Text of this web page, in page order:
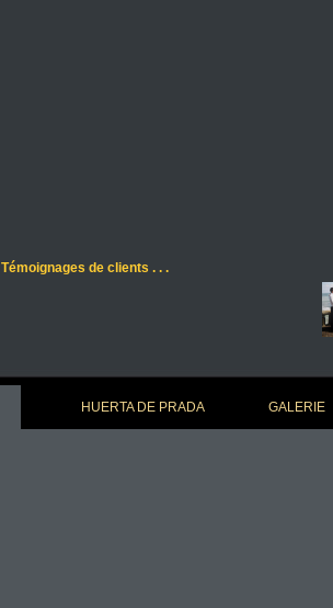
Témoignages de clients . . .
HUERTA DE PRADA GALERIE